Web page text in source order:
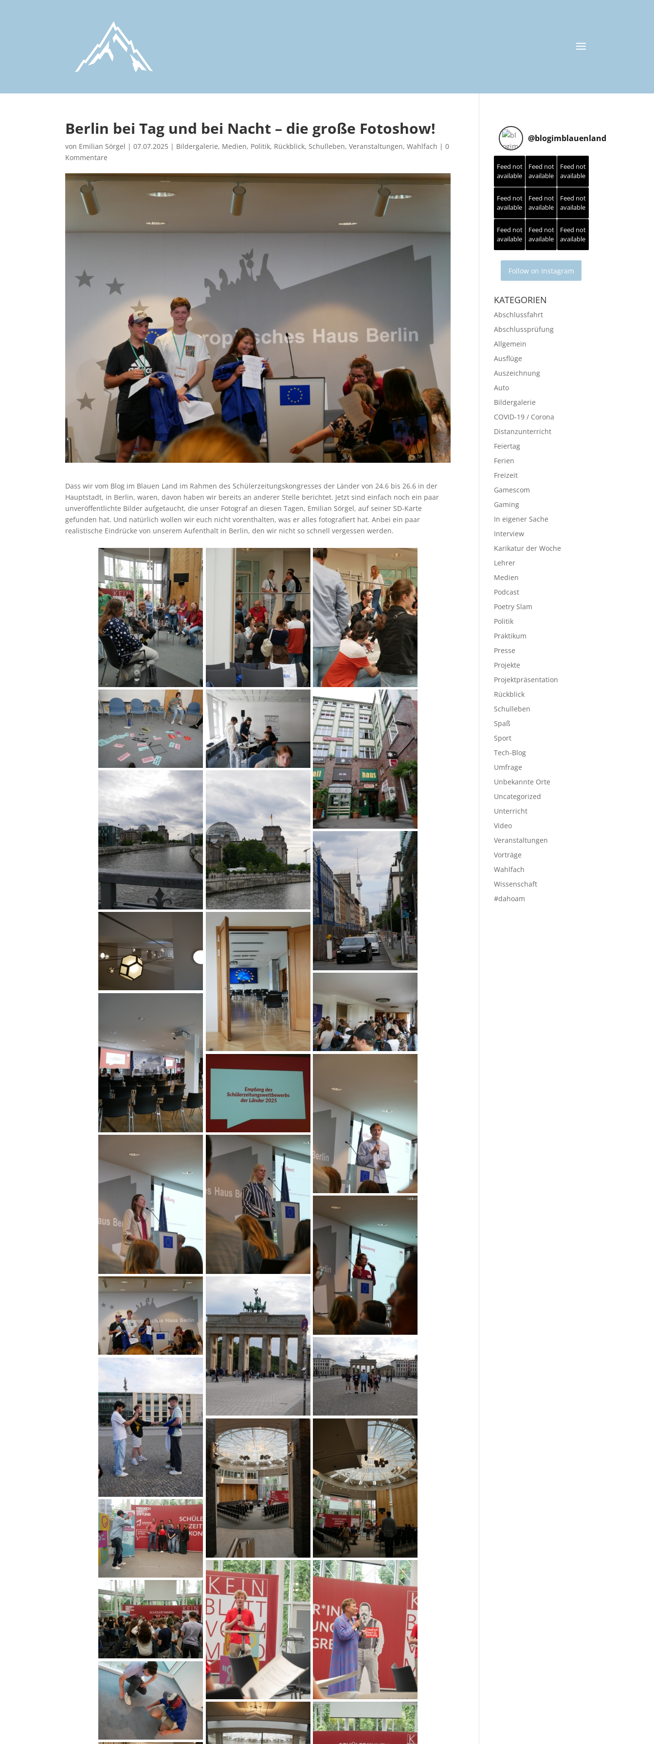
Berlin bei Tag und bei Nacht – die große Fotoshow!
von Emilian Sörgel |07.07.2025 | Bildergalerie, Medien, Politik, Rückblick,Schulleben,Veranstaltungen,Wahlfach |0
Kommentare
Dass wir vom Blog im Blauen Land im Rahmen des Schülerzeitungskongresses der Länder von 24.6 bis 26.6 in der
Hauptstadt, in Berlin, waren, davon haben wir bereits an anderer Stelle berichtet. Jetzt sind einfach noch ein paar
unveröffentlichte Bilder aufgetaucht, die unser Fotograf an diesen Tagen, Emilian Sörgel, auf seiner SD-Karte
gefunden hat. Und natürlich wollen wir euch nicht vorenthalten, was er alles fotografiert hat. Anbei ein paar
realistische Eindrücke von unserem Aufenthalt in Berlin, den wir nicht so schnell vergessen werden.
@blogimblauenland
Feed not
available
Feed not
available
Feed not
available
Feed not
available
Feed not
available
Feed not
available
Feed not
available
Feed not
available
Feed not
available
Follow on Instagram
KATEGORIEN
Abschlussfahrt
Abschlussprüfung
Allgemein
Ausflüge
Auszeichnung
Auto
Bildergalerie
COVID-19 / Corona
Distanzunterricht
Feiertag
Ferien
Freizeit
Gamescom
Gaming
In eigener Sache
Interview
Karikatur der Woche
Lehrer
Medien
Podcast
Poetry Slam
Politik
Praktikum
Presse
Projekte
Projektpräsentation
Rückblick
Schulleben
Spaß
Sport
Tech-Blog
Umfrage
Unbekannte Orte
Uncategorized
Unterricht
Video
Veranstaltungen
Vorträge
Wahlfach
Wissenschaft
#dahoam